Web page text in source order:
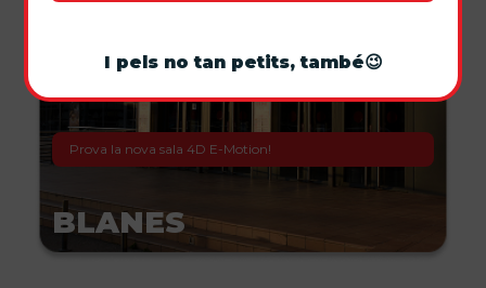
Prova la nova sala 4D E-Motion!
BLANES
I pels no tan petits, també😉